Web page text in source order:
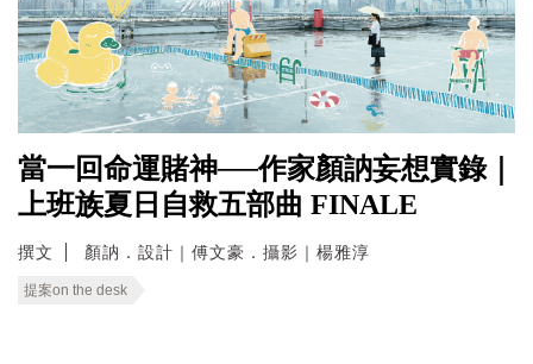
當一回命運賭神──作家顏訥妄想實錄｜
上班族夏日自救五部曲 FINALE
撰文 顏訥．設計｜傅文豪．攝影｜楊雅淳
提案on the desk